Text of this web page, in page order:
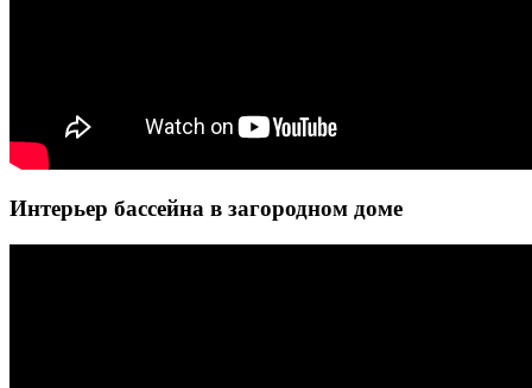
Интерьер бассейна в загородном доме